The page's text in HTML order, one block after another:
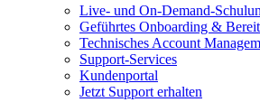
Live- und On-Demand-
Geführtes Onboarding &
Technisches Account
Support-Services
Kundenportal
Jetzt Support erhalten